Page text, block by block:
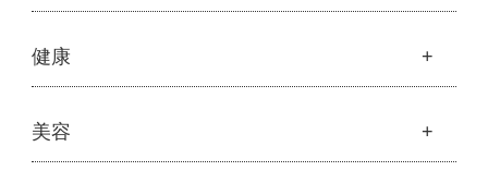
├アルピニエッセンス化粧品
├紫外線・ブルーライト
└
├オリジナルヘアケア
├解説 モリンガとは
├発酵モリンガ
├モリンガブライト化粧品
├ モリンガサプリメント
├スキン＆ボディケア
フルボ酸
├フルボ酸 太古の泉
健康
健康
├ミネラル
美容